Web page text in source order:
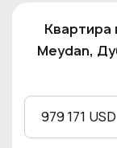
Квартира
Meydan,
979 171 USD